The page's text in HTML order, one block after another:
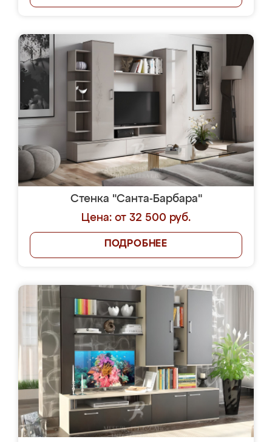
Стенка "Санта-Барбара"
Цена: от 32 500 руб.
ПОДРОБНЕЕ